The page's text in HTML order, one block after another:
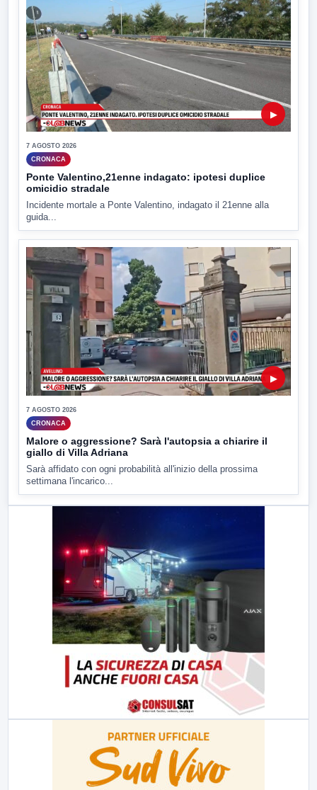
▶
7 AGOSTO 2026
CRONACA
Ponte Valentino,21enne indagato: ipotesi duplice
omicidio stradale
Incidente mortale a Ponte Valentino, indagato il 21enne alla
guida...
▶
7 AGOSTO 2026
CRONACA
Malore o aggressione? Sarà l'autopsia a chiarire il
giallo di Villa Adriana
Sarà affidato con ogni probabilità all'inizio della prossima
settimana l'incarico...